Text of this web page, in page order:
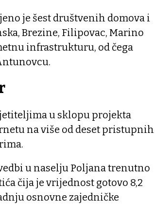
je šest društvenih domova i
Brezine, Filipovac, Marino
infrastrukturu, od čega
u sklopu projekta
na više od deset pristupnih
u naselju Poljana trenutno
čija je vrijednost gotovo 8,2
osnovne zajedničke